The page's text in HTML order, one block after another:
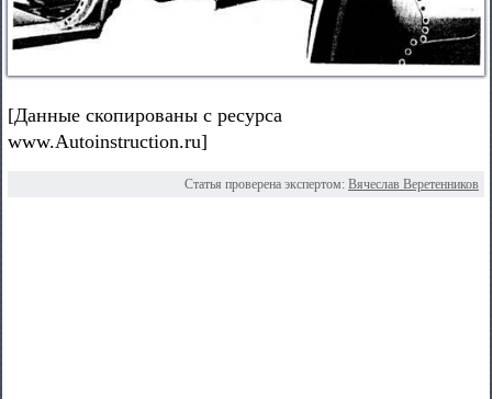
[Данные скопированы с ресурса
www.Autoinstruction.ru]
Статья проверена экспертом: Вячеслав Веретенников